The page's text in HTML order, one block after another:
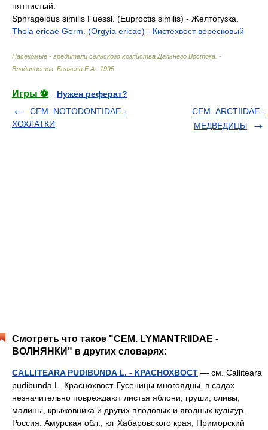
пятнистый.
Sphrageidus similis Fuessl. (Euproctis similis) - Желтогузка.
Theia ericae Germ. (Orgyia ericae) - Кистехвост вересковый
Насекомые - вредители сельского хозяйства Дальнего Востока. -
Владивосток. Беляева Е.А. 1995
Игры ⚽
Нужен реферат?
СЕМ. NOTODONTIDAE -
ХОХЛАТКИ
СЕМ. ARCTIIDAE -
МЕДВЕДИЦЫ
Смотреть что такое "СЕМ. LYMANTRIIDAE -
ВОЛНЯНКИ" в других словарях:
CALLITEARA PUDIBUNDA L. - КРАСНОХВОСТ — см. Calliteara
pudibunda L. Краснохвост. Гусеницы многоядны, в садах
незначительно повреждают листья яблони, груши, сливы,
малины, крыжовника и других плодовых и ягодных культур.
Россия: Амурская обл., юг Хабаровского края, Приморский